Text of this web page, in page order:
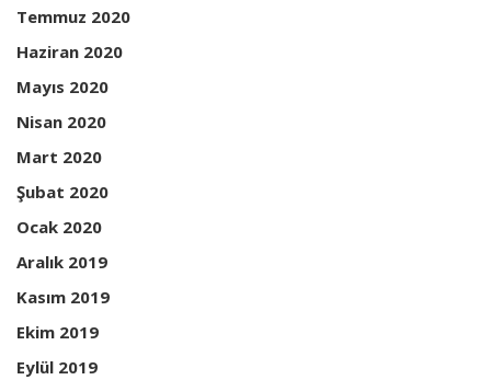
Temmuz 2020
Haziran 2020
Mayıs 2020
Nisan 2020
Mart 2020
Şubat 2020
Ocak 2020
Aralık 2019
Kasım 2019
Ekim 2019
Eylül 2019